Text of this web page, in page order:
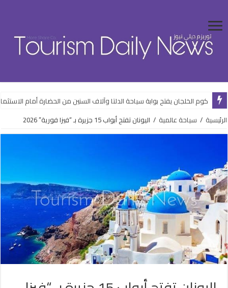
كوم الخلجان يفتح بوابة سياحة الدلتا وآلاف السنين من الحضارة أمام
الرئيسية / سياحة عالمية / اليونان تفتح أبواب 15 جزيرة بـ “فيزا فورية” 2026